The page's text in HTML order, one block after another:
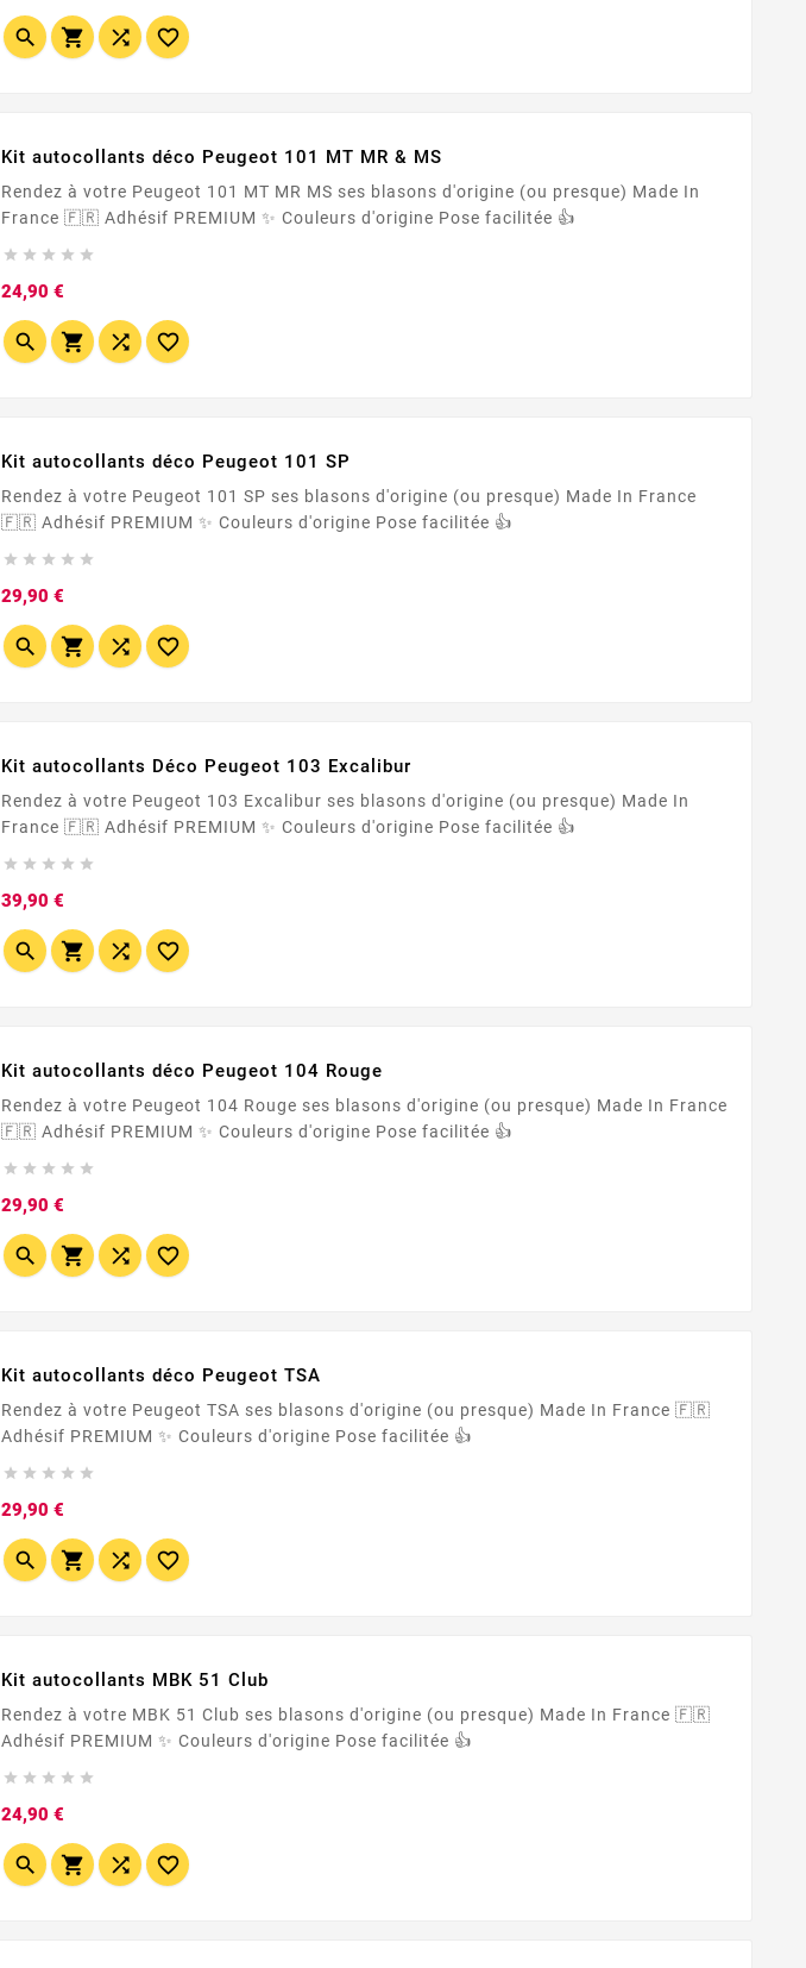
   
Kit autocollants déco Peugeot 101 MT MR & MS
Rendez à votre Peugeot 101 MT MR MS ses blasons d'origine (ou presque) Made In
France 🇫🇷 Adhésif PREMIUM ✨ Couleurs d'origine Pose facilitée 👍
    
24,90 €Prix
   
Kit autocollants déco Peugeot 101 SP
Rendez à votre Peugeot 101 SP ses blasons d'origine (ou presque) Made In France
🇫🇷 Adhésif PREMIUM ✨ Couleurs d'origine Pose facilitée 👍
    
29,90 €Prix
   
Kit autocollants Déco Peugeot 103 Excalibur
Rendez à votre Peugeot 103 Excalibur ses blasons d'origine (ou presque) Made In
France 🇫🇷 Adhésif PREMIUM ✨ Couleurs d'origine Pose facilitée 👍
    
39,90 €Prix
   
Kit autocollants déco Peugeot 104 Rouge
Rendez à votre Peugeot 104 Rouge ses blasons d'origine (ou presque) Made In France
🇫🇷 Adhésif PREMIUM ✨ Couleurs d'origine Pose facilitée 👍
    
29,90 €Prix
   
Kit autocollants déco Peugeot TSA
Rendez à votre Peugeot TSA ses blasons d'origine (ou presque) Made In France 🇫🇷
Adhésif PREMIUM ✨ Couleurs d'origine Pose facilitée 👍
    
29,90 €Prix
   
Kit autocollants MBK 51 Club
Rendez à votre MBK 51 Club ses blasons d'origine (ou presque) Made In France 🇫🇷
Adhésif PREMIUM ✨ Couleurs d'origine Pose facilitée 👍
    
24,90 €Prix
   